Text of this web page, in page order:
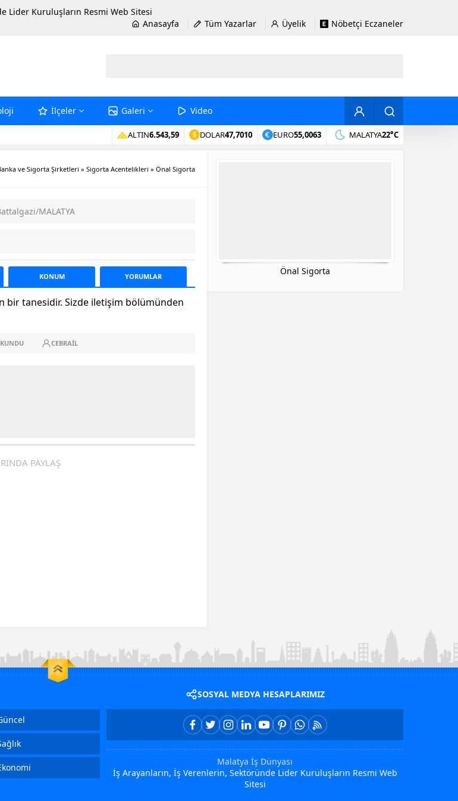
Lider Kuruluşların Resmi Web Sitesi
Anasayfa
Tüm Yazarlar Üyelik Nöbetçi Eczaneler
İlçeler Galeri Video
ALTIN6.543,59 DOLAR47,7010 EURO55,0063 MALATYA22°C
ve Sigorta Şirketleri » Sigorta Acentelikleri » Önal Sigorta
MALATYA
KONUM YORUMLAR
tanesidir. Sizde iletişim bölümünden
CEBRAIL
PAYLAŞ
Önal Sigorta
SOSYAL MEDYA HESAPLARIMIZ
Malatya İş Dünyası
İş Arayanların, İş Verenlerin, Sektöründe Lider Kuruluşların Resmi Web
Sitesi